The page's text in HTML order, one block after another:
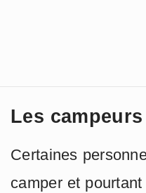
Les
Certaines
camper et